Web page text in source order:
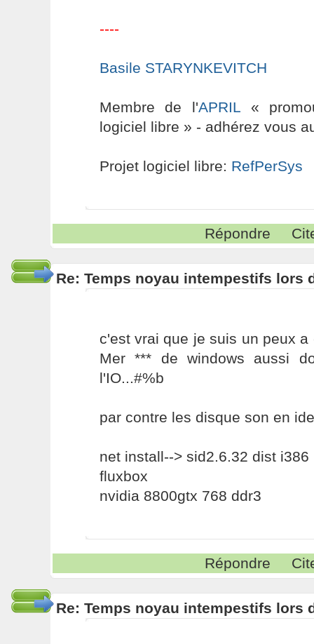
----
Basile STARYNKEVITCH
Membre de l'APRIL «
logiciel libre » - adhérez vous
Projet logiciel libre: RefPerSys
Répondre
Re: Temps noyau intempestifs lors
c'est vrai que je suis un peux
Mer *** de windows aussi
l'IO...#%b
par contre les disque son en
net install--> sid2.6.32 dist i386
fluxbox
nvidia 8800gtx 768 ddr3
Répondre
Re: Temps noyau intempestifs lors